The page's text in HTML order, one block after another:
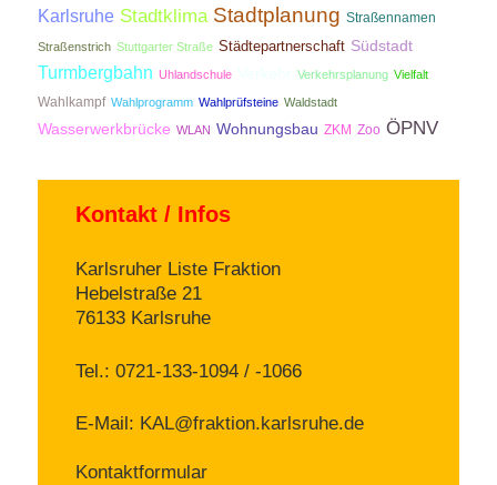
Karlsruhe Stadtklima Stadtplanung Straßennamen
Straßenstrich Stuttgarter Straße Städtepartnerschaft Südstadt
Turmbergbahn Uhlandschule Verkehrsplanung Vielfalt
Wahlkampf Wahlprogramm Wahlprüfsteine Waldstadt
Wasserwerkbrücke WLAN Wohnungsbau ZKM Zoo ÖPNV
Kontakt / Infos
Karlsruher Liste Fraktion
Hebelstraße 21
76133 Karlsruhe
Tel.: 0721-133-1094 / -1066
E-Mail: KAL@fraktion.karlsruhe.de
Kontaktformular